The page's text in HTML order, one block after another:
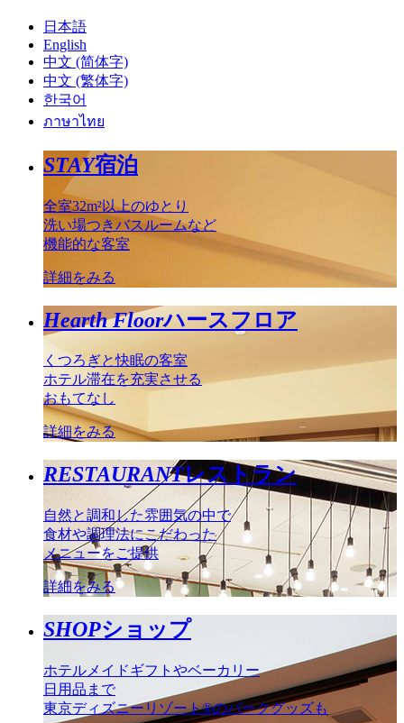
日本語
English
中文 (简体字)
中文 (繁体字)
한국어
ภาษาไทย
STAY宿泊
全室32m²以上のゆとり
洗い場つきバスルームなど
機能的な客室
詳細をみる
Hearth Floorハースフロア
くつろぎと快眠の客室
ホテル滞在を充実させる
おもてなし
詳細をみる
RESTAURANTレストラン
自然と調和した雰囲気の中で
食材や調理法にこだわった
メニューをご提供
詳細をみる
SHOPショップ
ホテルメイドギフトやベーカリー
日用品まで
東京ディズニーリゾート®のパークグッズも